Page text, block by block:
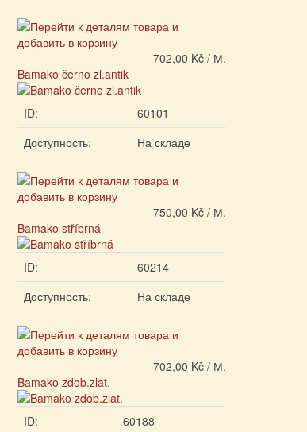
702,00 Kč / М.
Bamako černo zl.antik
ID:
60101
Доступность:
На складе
750,00 Kč / М.
Bamako stříbrná
ID:
60214
Доступность:
На складе
702,00 Kč / М.
Bamako zdob.zlat.
ID:
60188